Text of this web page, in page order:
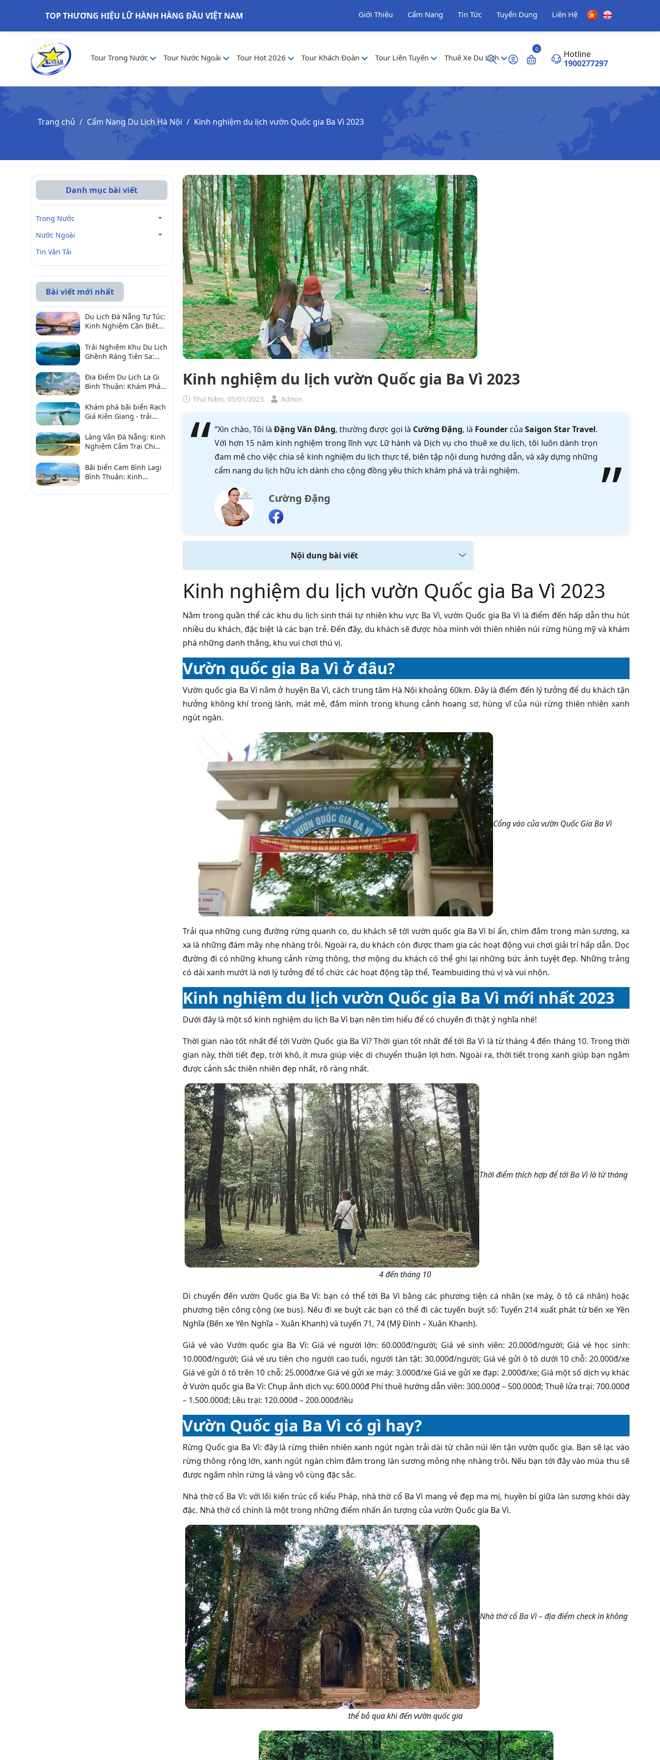
TOP THƯƠNG HIỆU LỮ HÀNH HÀNG ĐẦU VIỆT NAM Giới Thiệu Cẩm Nang Tin Tức Tuyển Dụng Liên Hệ
Tour Trong Nước Tour Nước Ngoài Tour Hot 2026 Tour Khách Đoàn Tour Liên Tuyến Thuê Xe Du Lịch
0
Hotline
1900277297
Trang chủ Cẩm Nang Du Lịch Hà Nội Kinh nghiệm du lịch vườn Quốc gia Ba Vì 2023
Kinh nghiệm du lịch vườn Quốc gia Ba Vì 2023
Thứ Năm, 05/01/2023 Admin
“Xin chào, Tôi làĐặng Văn Đẳng, thường được gọi là Cường Đặng, là Foundercủa Saigon Star Travel.
Với hơn 15 năm kinh nghiệm trong lĩnh vực Lữ hành và Dịch vụ cho thuê xe du lịch, tôi luôn dành trọn
đam mê cho việc chia sẻ kinh nghiệm du lịch thực tế, biên tập nội dung hướng dẫn, và xây dựng những
cẩm nang du lịch hữu ích dành cho cộng đồng yêu thích khám phá và trải nghiệm.
Cường Đặng
Nội dung bài viết
Kinh nghiệm du lịch vườn Quốc gia Ba Vì 2023
Nằm trong quần thể các khu du lịch sinh thái tự nhiên khu vực Ba Vì, vườn Quốc gia Ba Vì là điểm đến hấp dẫn thu hút
nhiều du khách, đặc biệt là các bạn trẻ. Đến đây, du khách sẽ được hòa mình với thiên nhiên núi rừng hùng mỹ và khám
phá những danh thắng, khu vui chơi thú vị.
Vườn quốc gia Ba Vì ở đâu?
Vườn quốc gia Ba Vì nằm ở huyện Ba Vì, cách trung tâm Hà Nội khoảng 60km. Đây là điểm đến lý tưởng để du khách tận
hưởng không khí trong lành, mát mẻ, đắm mình trong khung cảnh hoang sơ, hùng vĩ của núi rừng thiên nhiên xanh
ngút ngàn.
Cổng vào của vườn Quốc Gia Ba Vì
Trải qua những cung đường rừng quanh co, du khách sẽ tới vườn quốc gia Ba Vì bí ẩn, chìm đắm trong màn sương, xa
xa là những đám mây nhẹ nhàng trôi. Ngoài ra, du khách còn được tham gia các hoạt động vui chơi giải trí hấp dẫn. Dọc
đường đi có những khung cảnh rừng thông, thơ mộng du khách có thể ghi lại những bức ảnh tuyệt đẹp. Những trảng
có dài xanh mướt là nơi lý tưởng để tổ chức các hoạt động tập thể, Teambuiding thú vị và vui nhộn.
Kinh nghiệm du lịch vườn Quốc gia Ba Vì mới nhất 2023
Dưới đây là một số kinh nghiệm du lịch Ba Vì bạn nên tìm hiểu để có chuyến đi thật ý nghĩa nhé!
Thời gian nào tốt nhất để tới Vườn Quốc gia Ba Vì? Thời gian tốt nhất để tới Ba Vì là từ tháng 4 đến tháng 10. Trong thời
gian này, thời tiết đẹp, trời khô, ít mưa giúp việc di chuyển thuận lợi hơn. Ngoài ra, thời tiết trong xanh giúp bạn ngắm
được cảnh sắc thiên nhiên đẹp nhất, rõ ràng nhất.
Thời điểm thích hợp để tới Ba Vì là từ tháng
4 đến tháng 10
Di chuyển đến vườn Quốc gia Ba Vì: bạn có thể tới Ba Vì bằng các phương tiện cá nhân (xe máy, ô tô cá nhân) hoặc
phương tiện công cộng (xe bus). Nếu đi xe buýt các bạn có thể đi các tuyến buýt số: Tuyến 214 xuất phát từ bến xe Yên
Nghĩa (Bến xe Yên Nghĩa – Xuân Khanh) và tuyến 71, 74 (Mỹ Đình – Xuân Khanh).
Giá vé vào Vườn quốc gia Ba Vì: Giá vé người lớn: 60.000đ/người; Giá vé sinh viên: 20.000đ/người; Giá vé học sinh:
10.000đ/người; Giá vé ưu tiên cho người cao tuổi, người tàn tật: 30.000đ/người; Giá vé gửi ô tô dưới 10 chỗ: 20.000đ/xe
Giá vé gửi ô tô trên 10 chỗ: 25.000đ/xe Giá vé gửi xe máy: 3.000đ/xe Giá ve gửi xe đạp: 2.000đ/xe; Giá một số dịch vụ khác
ở Vườn quốc gia Ba Vì: Chụp ảnh dịch vụ: 600.000đ Phí thuê hướng dẫn viên: 300.000đ – 500.000đ; Thuê lửa trại: 700.000đ
– 1.500.000đ; Lều trại: 120.000đ – 200.000đ/lều
Vườn Quốc gia Ba Vì có gì hay?
Rừng Quốc gia Ba Vì: đây là rừng thiên nhiên xanh ngút ngàn trải dài từ chân núi lên tận vườn quốc gia. Bạn sẽ lạc vào
rừng thông rộng lớn, xanh ngút ngàn chìm đắm trong làn sương mỏng nhẹ nhàng trôi. Nếu bạn tới đây vào mùa thu sẽ
được ngắm nhìn rừng lá vàng vô cùng đặc sắc.
Nhà thờ cổ Ba Vì: với lối kiến trúc cổ kiểu Pháp, nhà thờ cổ Ba Vì mang vẻ đẹp ma mị, huyền bí giữa làn sương khói dày
đặc. Nhà thờ cổ chính là một trong những điểm nhấn ấn tượng của vườn Quốc gia Ba Vì.
Nhà thờ cổ Ba Vì – địa điểm check in không
thể bỏ qua khi đến vườn quốc gia
Danh mục bài viết
Trong Nước
Nước Ngoài
Tin Vận Tải
Bài viết mới nhất
Du Lịch Đà Nẵng Tự Túc:
Kinh Nghiệm Cần Biết
Vời
Trải Nghiệm Khu Du Lịch
Ghềnh Ráng Tiên Sa:
Qua
Địa Điểm Du Lịch La Gi
Bình Thuận: Khám Phá 6
2026
Khám phá bãi biển Rạch
Giá Kiên Giang - trải
Làng Vân Đà Nẵng: Kinh
Nghiệm Cắm Trại Chi
Bãi biển Cam Bình Lagi
Bình Thuận: Kinh
sản, điểm gần